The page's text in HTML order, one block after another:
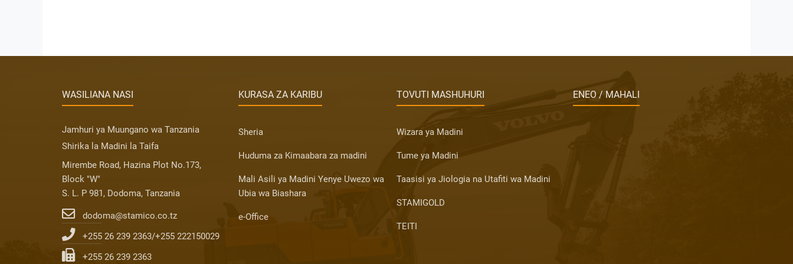
WASILIANA NASI
Jamhuri ya Muungano wa Tanzania
Shirika la Madini la Taifa
Mirembe Road, Hazina Plot No.173,
Block "W"
S. L. P 981, Dodoma, Tanzania
dodoma@stamico.co.tz
+255 26 239 2363/+255 222150029
+255 26 239 2363
KURASA ZA KARIBU
Sheria
Huduma za Kimaabara za madini
Mali Asili ya Madini Yenye Uwezo wa
Ubia wa Biashara
e-Office
TOVUTI MASHUHURI
Wizara ya Madini
Tume ya Madini
Taasisi ya Jiologia na Utafiti wa Madini
STAMIGOLD
TEITI
ENEO / MAHALI